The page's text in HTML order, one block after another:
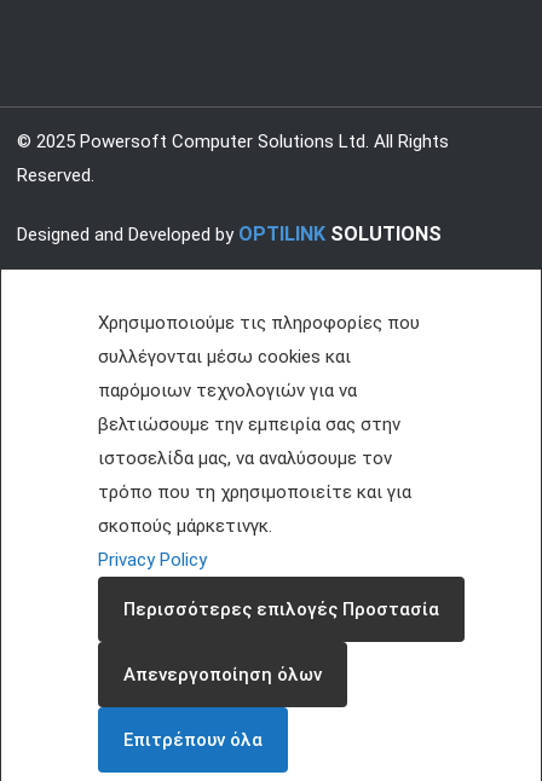
© 2025 Powersoft Computer Solutions Ltd. All Rights
Reserved.
Designed and Developed by OPTILINK SOLUTIONS
Χρησιμοποιούμε τις πληροφορίες που
συλλέγονται μέσω cookies και
παρόμοιων τεχνολογιών για να
βελτιώσουμε την εμπειρία σας στην
ιστοσελίδα μας, να αναλύσουμε τον
τρόπο που τη χρησιμοποιείτε και για
σκοπούς μάρκετινγκ.
Privacy Policy
Περισσότερες επιλογές Προστασία
Απενεργοποίηση όλων
Επιτρέπουν όλα